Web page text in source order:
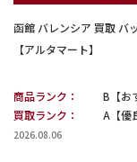
函館 バレンシア 買取 バ
【アルタマート】
商品ランク：
B【お
買取ランク：
A【優
2026.08.06